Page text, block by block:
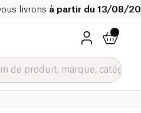
livrons à partir du 13/08/